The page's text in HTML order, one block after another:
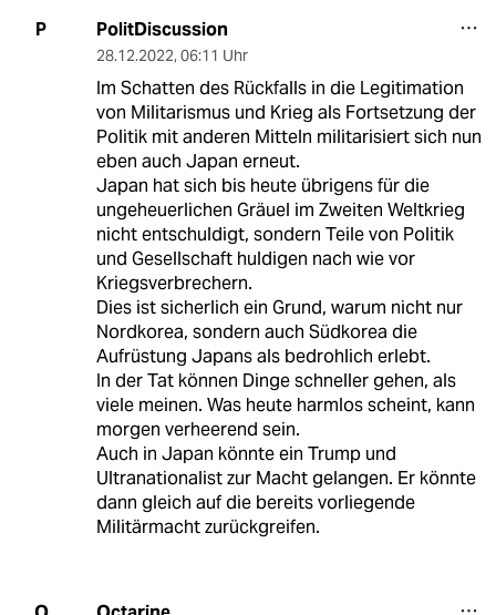
P PolitDiscussion
28.12.2022, 06:11 Uhr
Im Schatten des Rückfalls in die Legitimation
von Militarismus und Krieg als Fortsetzung der
Politik mit anderen Mitteln militarisiert sich nun
eben auch Japan erneut.
Japan hat sich bis heute übrigens für die
ungeheuerlichen Gräuel im Zweiten Weltkrieg
nicht entschuldigt, sondern Teile von Politik
und Gesellschaft huldigen nach wie vor
Kriegsverbrechern.
Dies ist sicherlich ein Grund, warum nicht nur
Nordkorea, sondern auch Südkorea die
Aufrüstung Japans als bedrohlich erlebt.
In der Tat können Dinge schneller gehen, als
viele meinen. Was heute harmlos scheint, kann
morgen verheerend sein.
Auch in Japan könnte ein Trump und
Ultranationalist zur Macht gelangen. Er könnte
dann gleich auf die bereits vorliegende
Militärmacht zurückgreifen.